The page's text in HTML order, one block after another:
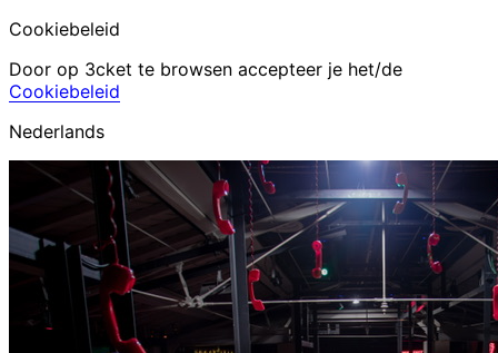
Cookiebeleid
Door op 3cket te browsen accepteer je het/de
Cookiebeleid
Nederlands